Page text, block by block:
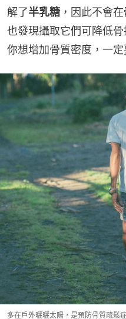
解了半乳糖 ，因此不會
也發現攝取它們可降低
你想增加骨質密度，一
多在戶外曬曬太陽，是預防骨質疏鬆